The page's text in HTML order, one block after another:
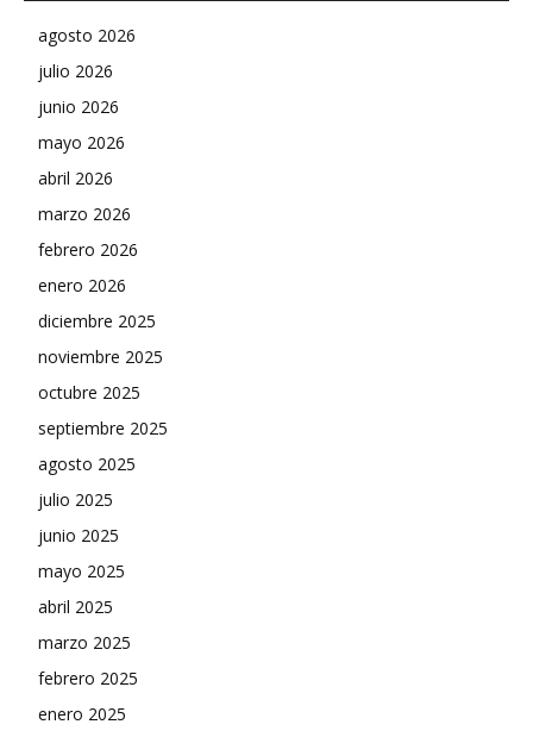
agosto 2026
julio 2026
junio 2026
mayo 2026
abril 2026
marzo 2026
febrero 2026
enero 2026
diciembre 2025
noviembre 2025
octubre 2025
septiembre 2025
agosto 2025
julio 2025
junio 2025
mayo 2025
abril 2025
marzo 2025
febrero 2025
enero 2025